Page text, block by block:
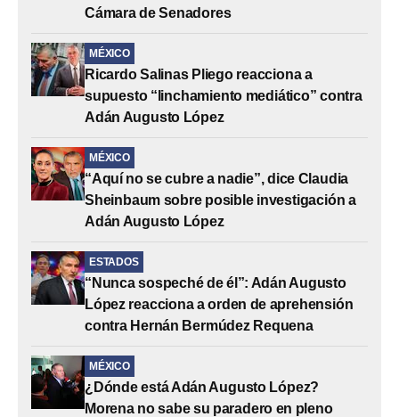
Cámara de Senadores
MÉXICO
Ricardo Salinas Pliego reacciona a
supuesto “linchamiento mediático” contra
Adán Augusto López
MÉXICO
“Aquí no se cubre a nadie”, dice Claudia
Sheinbaum sobre posible investigación a
Adán Augusto López
ESTADOS
“Nunca sospeché de él”: Adán Augusto
López reacciona a orden de aprehensión
contra Hernán Bermúdez Requena
MÉXICO
¿Dónde está Adán Augusto López?
Morena no sabe su paradero en pleno